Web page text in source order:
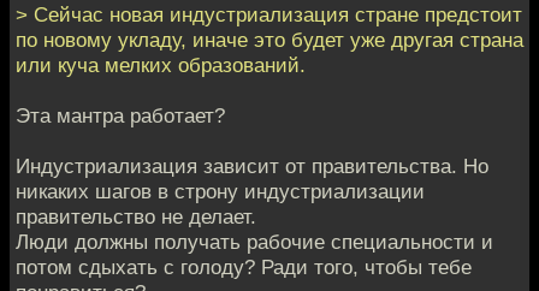
> Сейчас новая индустриализация стране предстоит
по новому укладу, иначе это будет уже другая страна
или куча мелких образований.
Эта мантра работает?
Индустриализация зависит от правительства. Но
никаких шагов в строну индустриализации
правительство не делает.
Люди должны получать рабочие специальности и
потом сдыхать с голоду? Ради того, чтобы тебе